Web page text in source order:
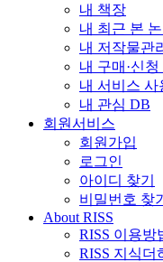
내 책장
내 최근 본
내 저작물관
내 구매·신
내 서비스 사
내 관심 DB
회원서비스
회원가입
로그인
아이디 찾기
비밀번호 찾기
About RISS
RISS 이용방
RISS 지식더